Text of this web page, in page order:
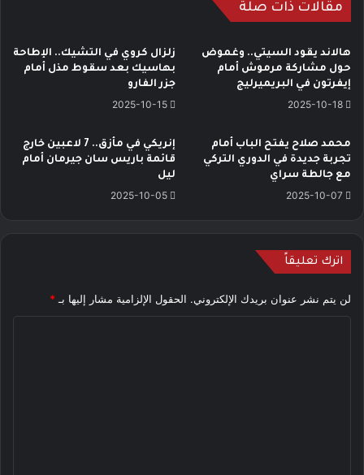
مقالات ذات صلة
هالاند يقود السيتي.. وغموض
حول مشاركة مرموش أمام
إيفرتون في البريميرليج
2025-10-18
زلزال كروي في التشيك.. الإطاحة
بهاسيك بعد سقوط مذل أمام
جزر الفارو
2025-10-15
محمد صلاح يفتح الباب أمام
تجربة جديدة في الدوري التركي
مع جالطة سراي
2025-10-07
إنريكي في مأزق.. 7 لاعبين خارج
قائمة باريس سان جيرمان أمام
ليل
2025-10-05
اترك تعليقاً
لن يتم نشر عنوان بريدك الإلكتروني. الحقول الإلزامية مشار إليها بـ *